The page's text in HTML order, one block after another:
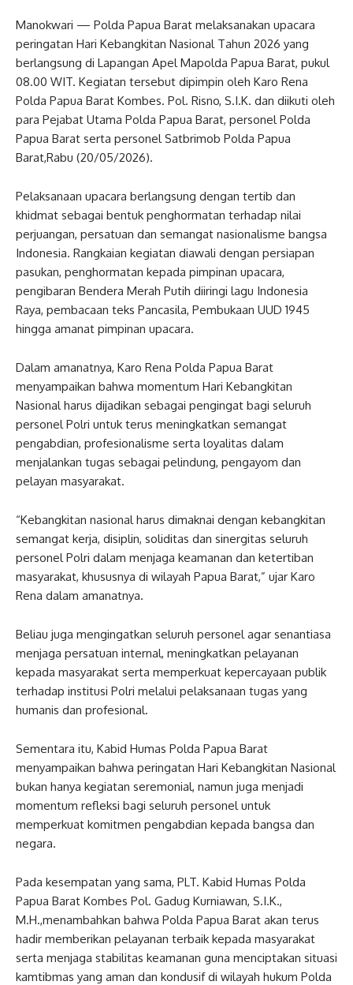
Manokwari — Polda Papua Barat melaksanakan upacara
peringatan Hari Kebangkitan Nasional Tahun 2026 yang
berlangsung di Lapangan Apel Mapolda Papua Barat, pukul
08.00 WIT. Kegiatan tersebut dipimpin oleh Karo Rena
Polda Papua Barat Kombes. Pol. Risno, S.I.K. dan diikuti oleh
para Pejabat Utama Polda Papua Barat, personel Polda
Papua Barat serta personel Satbrimob Polda Papua
Barat,Rabu (20/05/2026).
Pelaksanaan upacara berlangsung dengan tertib dan
khidmat sebagai bentuk penghormatan terhadap nilai
perjuangan, persatuan dan semangat nasionalisme bangsa
Indonesia. Rangkaian kegiatan diawali dengan persiapan
pasukan, penghormatan kepada pimpinan upacara,
pengibaran Bendera Merah Putih diiringi lagu Indonesia
Raya, pembacaan teks Pancasila, Pembukaan UUD 1945
hingga amanat pimpinan upacara.
Dalam amanatnya, Karo Rena Polda Papua Barat
menyampaikan bahwa momentum Hari Kebangkitan
Nasional harus dijadikan sebagai pengingat bagi seluruh
personel Polri untuk terus meningkatkan semangat
pengabdian, profesionalisme serta loyalitas dalam
menjalankan tugas sebagai pelindung, pengayom dan
pelayan masyarakat.
“Kebangkitan nasional harus dimaknai dengan kebangkitan
semangat kerja, disiplin, soliditas dan sinergitas seluruh
personel Polri dalam menjaga keamanan dan ketertiban
masyarakat, khususnya di wilayah Papua Barat,” ujar Karo
Rena dalam amanatnya.
Beliau juga mengingatkan seluruh personel agar senantiasa
menjaga persatuan internal, meningkatkan pelayanan
kepada masyarakat serta memperkuat kepercayaan publik
terhadap institusi Polri melalui pelaksanaan tugas yang
humanis dan profesional.
Sementara itu, Kabid Humas Polda Papua Barat
menyampaikan bahwa peringatan Hari Kebangkitan Nasional
bukan hanya kegiatan seremonial, namun juga menjadi
momentum refleksi bagi seluruh personel untuk
memperkuat komitmen pengabdian kepada bangsa dan
negara.
Pada kesempatan yang sama, PLT. Kabid Humas Polda
Papua Barat Kombes Pol. Gadug Kurniawan, S.I.K.,
M.H.,menambahkan bahwa Polda Papua Barat akan terus
hadir memberikan pelayanan terbaik kepada masyarakat
serta menjaga stabilitas keamanan guna menciptakan situasi
kamtibmas yang aman dan kondusif di wilayah hukum Polda